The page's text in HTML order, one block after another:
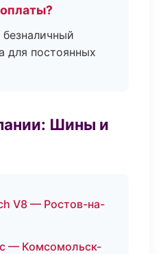
для постоянных
Шины и
V8 — Ростов-на-
— Комсомольск-